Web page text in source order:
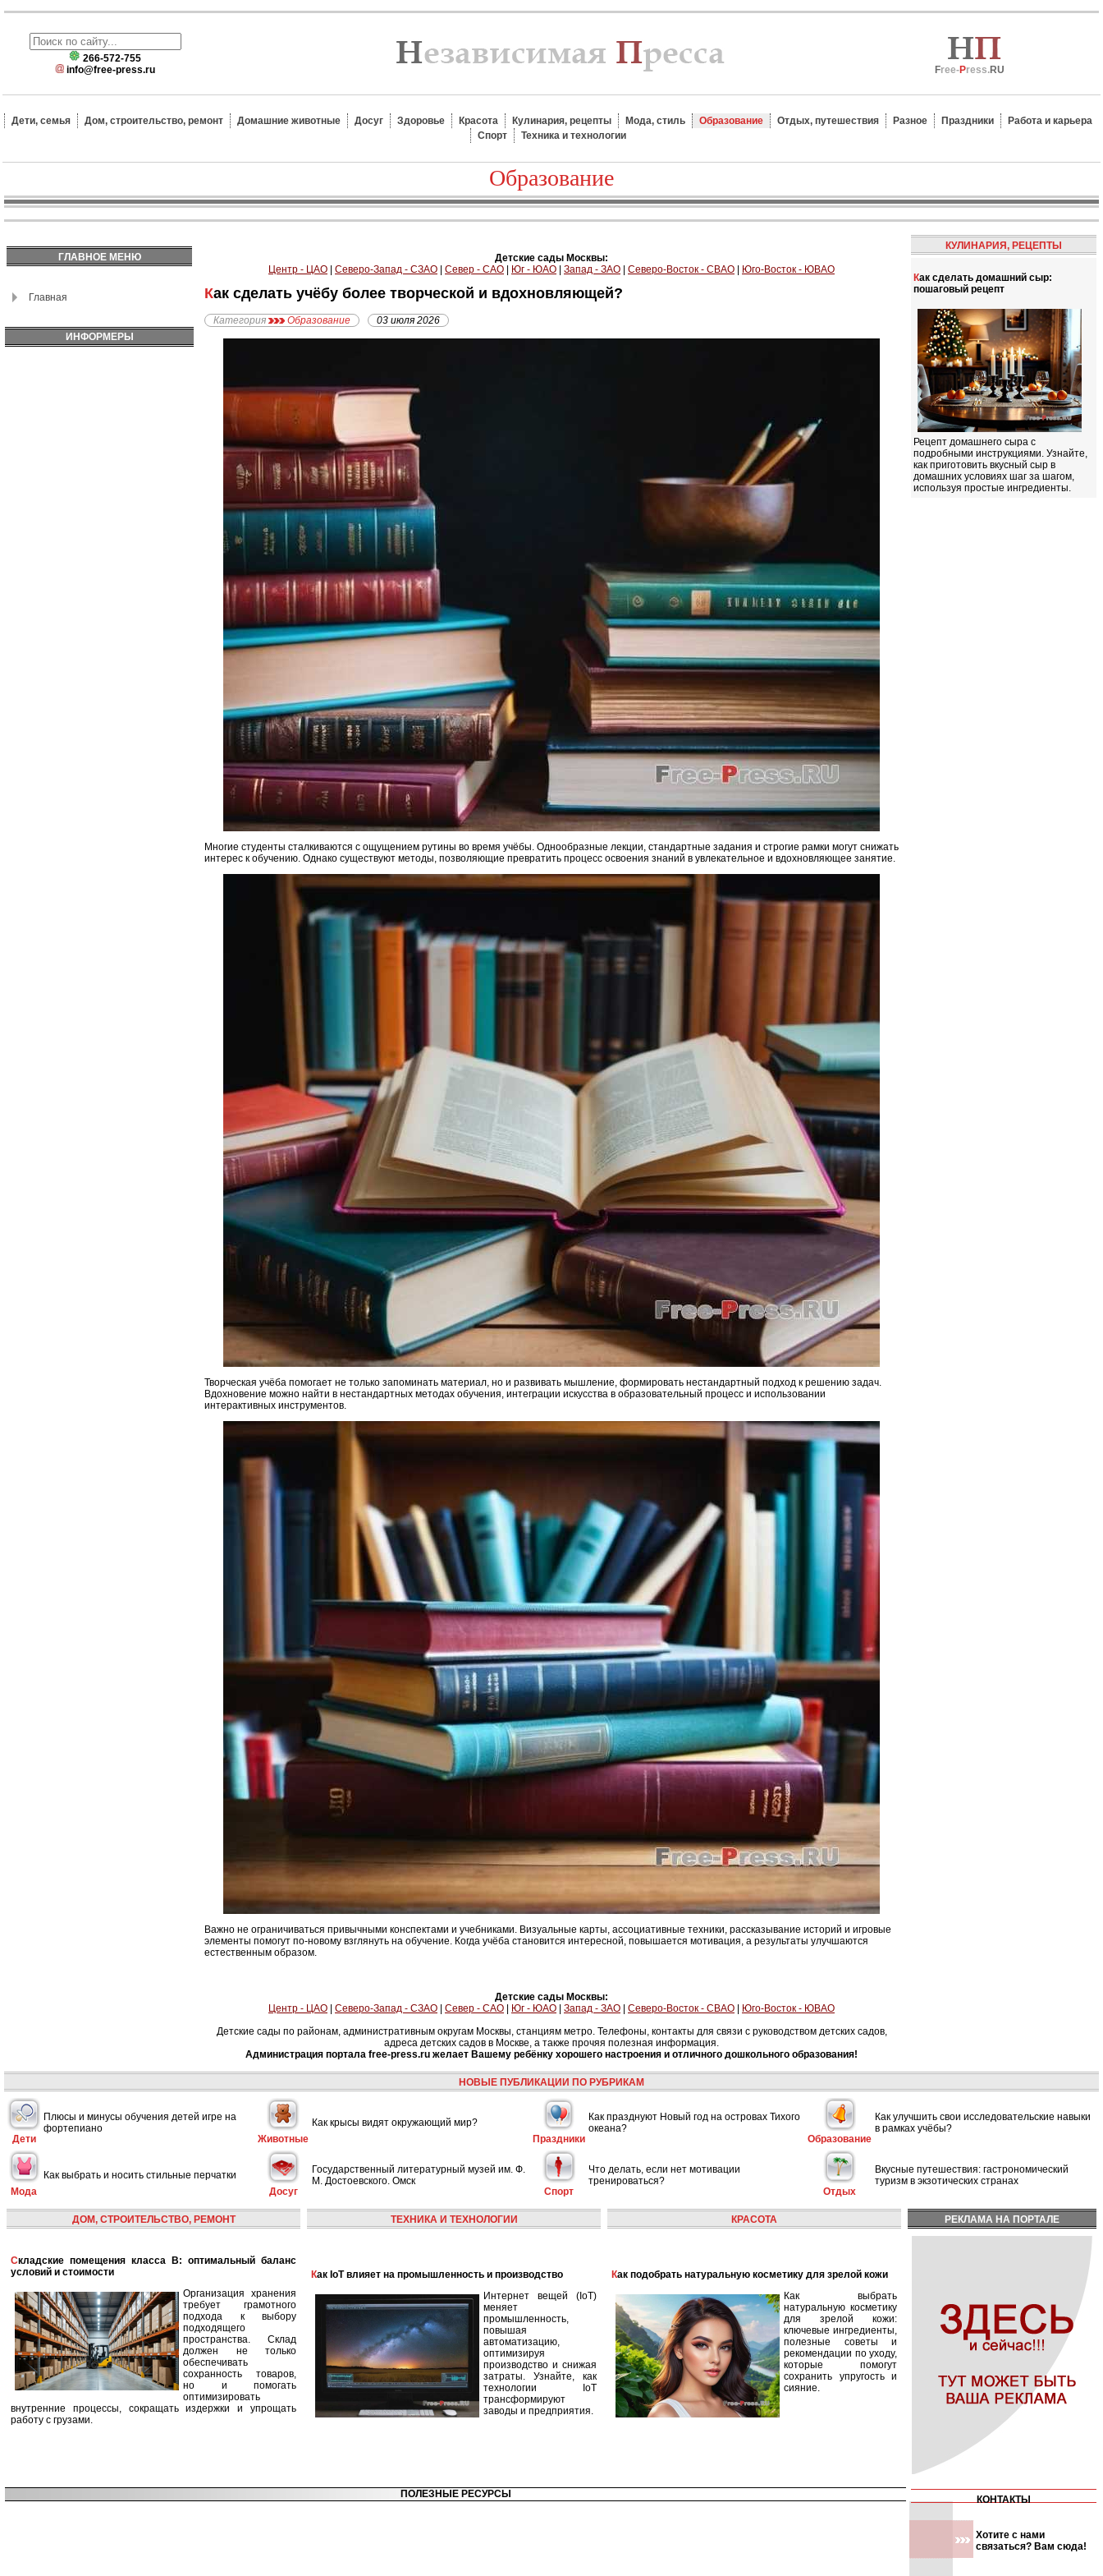
266-572-755
info@free-press.ru
Free-Press.RU
Дети, семья Дом, строительство, ремонт Домашние животные Досуг Здоровье Красота Кулинария, рецепты Мода, стиль Образование Отдых, путешествия Разное Праздники
Работа и карьера
Спорт
Техника и технологии
Образование
ГЛАВНОЕ МЕНЮ
Главная
ИНФОРМЕРЫ
Детские сады Москвы:
Центр - ЦАО
Северо-Запад - СЗАО Север - САО Юг - ЮАО Запад - ЗАО Северо-Восток - СВАО Юго-Восток - ЮВАО
Как сделать учёбу более творческой и вдохновляющей?
Категория Образование 03 июля 2026
Многие студенты сталкиваются с ощущением рутины во время учёбы. Однообразные лекции, стандартные задания и строгие рамки могут снижать
интерес к обучению. Однако существуют методы, позволяющие превратить процесс освоения знаний в увлекательное и вдохновляющее занятие.
Творческая учёба помогает не только запоминать материал, но и развивать мышление, формировать нестандартный подход к решению задач.
Вдохновение можно найти в нестандартных методах обучения, интеграции искусства в образовательный процесс и использовании
интерактивных инструментов.
Важно не ограничиваться привычными конспектами и учебниками. Визуальные карты, ассоциативные техники, рассказывание историй и игровые
элементы помогут по-новому взглянуть на обучение. Когда учёба становится интересной, повышается мотивация, а результаты улучшаются
естественным образом.
Детские сады Москвы:
Центр - ЦАО
Северо-Запад - СЗАО Север - САО Юг - ЮАО Запад - ЗАО Северо-Восток - СВАО
Юго-Восток - ЮВАО
Детские сады по районам, административным округам Москвы, станциям метро. Телефоны, контакты для связи с руководством детских садов,
адреса детских садов в Москве, а также прочяя полезная информация.
Администрация портала free-press.ru желает Вашему ребёнку хорошего настроения и отличного дошкольного образования!
КУЛИНАРИЯ, РЕЦЕПТЫ
Как сделать домашний сыр:
пошаговый рецепт
Рецепт домашнего сыра с
подробными инструкциями. Узнайте,
как приготовить вкусный сыр в
домашних условиях шаг за шагом,
используя простые ингредиенты.
НОВЫЕ ПУБЛИКАЦИИ ПО РУБРИКАМ
Дети
Плюсы и минусы обучения детей игре на
фортепиано
Животные
Как крысы видят окружающий мир?
Праздники
Как празднуют Новый год на островах Тихого
океана?
Образование
Как улучшить свои исследовательские навыки
в рамках учёбы?
Мода
Как выбрать и носить стильные перчатки
Досуг
Государственный литературный музей им. Ф.
М. Достоевского. Омск
Спорт
Что делать, если нет мотивации
тренироваться?
Отдых
Вкусные путешествия: гастрономический
туризм в экзотических странах
ДОМ, СТРОИТЕЛЬСТВО, РЕМОНТ
Складские помещения класса B: оптимальный баланс
условий и стоимости
Организация хранения
требует грамотного
подхода к выбору
подходящего
пространства. Склад
должен не только
обеспечивать
сохранность товаров,
но и помогать
оптимизировать
внутренние процессы, сокращать издержки и упрощать
работу с грузами.
ТЕХНИКА И ТЕХНОЛОГИИ
Как IoT влияет на промышленность и производство
Интернет вещей (IoT)
меняет
промышленность,
повышая
автоматизацию,
оптимизируя
производство и снижая
затраты. Узнайте, как
технологии IoT
трансформируют
заводы и предприятия.
КРАСОТА
Как подобрать натуральную косметику для зрелой кожи
Как выбрать
натуральную косметику
для зрелой кожи:
ключевые ингредиенты,
полезные советы и
рекомендации по уходу,
которые помогут
сохранить упругость и
сияние.
РЕКЛАМА НА ПОРТАЛЕ
ПОЛЕЗНЫЕ РЕСУРСЫ КОНТАКТЫ
Хотите с нами
связаться? Вам сюда!